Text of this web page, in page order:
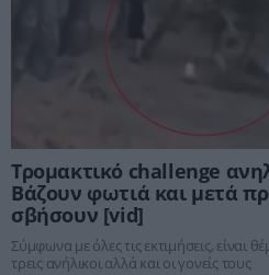
Τρομακτικό challenge
Βάζουν φωτιά και μετά
σβήσουν [vid]
Σύμφωνα με όλες τις εκτιμήσεις, είναι
τρεις ανήλικοι αλλά και οι γονείς τους